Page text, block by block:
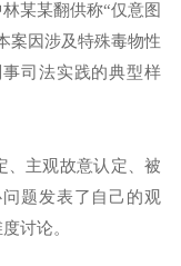
某某翻供称“仅意图
案因涉及特殊毒物性
司法实践的典型样
、主观故意认定、被
题发表了自己的观
讨论。